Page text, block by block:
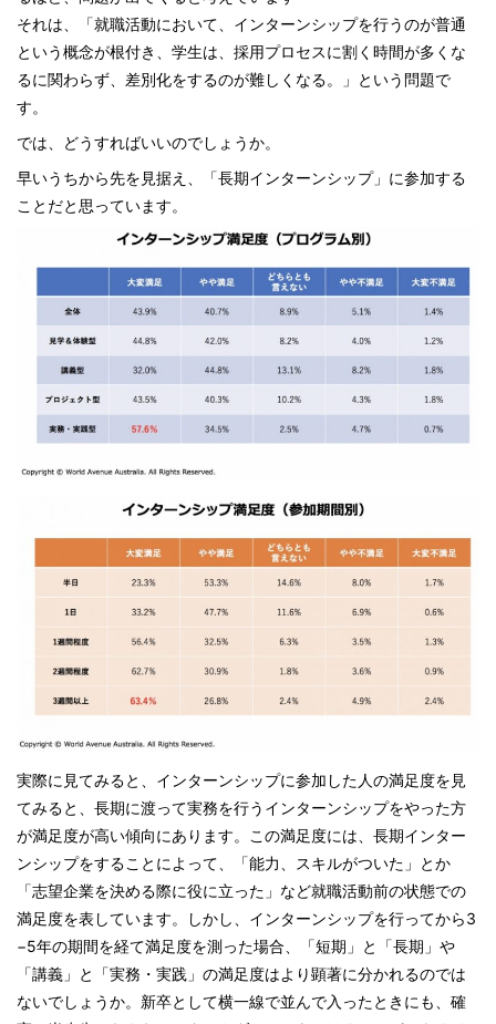
それは、「就職活動において、インターンシップを行うのが普通
という概念が根付き、学生は、採用プロセスに割く時間が多くな
るに関わらず、差別化をするのが難しくなる。」という問題で
す。
では、どうすればいいのでしょうか。
早いうちから先を見据え、「長期インターンシップ」に参加する
ことだと思っています。
実際に見てみると、インターンシップに参加した人の満足度を見
てみると、長期に渡って実務を行うインターンシップをやった方
が満足度が高い傾向にあります。この満足度には、長期インター
ンシップをすることによって、「能力、スキルがついた」とか
「志望企業を決める際に役に立った」など就職活動前の状態での
満足度を表しています。しかし、インターンシップを行ってから3
−5年の期間を経て満足度を測った場合、「短期」と「長期」や
「講義」と「実務・実践」の満足度はより顕著に分かれるのでは
ないでしょうか。新卒として横一線で並んで入ったときにも、確